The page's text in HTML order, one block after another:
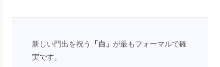
新しい門出を祝う 「白」 が最もフォーマルで確
実です。